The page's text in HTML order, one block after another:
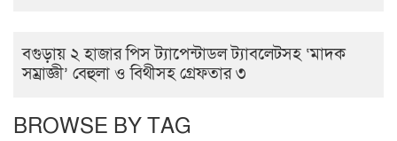
বগুড়ায় ২ হাজার পিস ট্যাপেন্টাডল ট্যাবলেটসহ ‘মাদক
সম্রাজ্ঞী’ বেহুলা ও বিথীসহ গ্রেফতার ৩
BROWSE BY TAG